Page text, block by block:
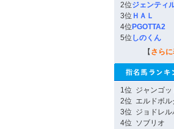
2位ジェンティ
3位 ＨＡＬ
4位 PGOTTA2
5位 しのくん
【 さら
1位 ジャンゴッ
2位 エルドボル
3位 ジョドレル
4位 ソブリオ